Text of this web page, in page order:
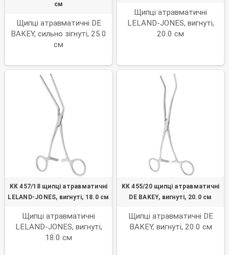
см
Щипці атравматичні DE
BAKEY, сильно зігнуті, 25.0
см
Щипці атравматичні
LELAND-JONES, вигнуті,
20.0 см
KK 457/18 щипці атравматичні
LELAND-JONES, вигнуті, 18.0 см
Щипці атравматичні
LELAND-JONES, вигнуті,
18.0 см
KK 455/20 щипці атравматичні
DE BAKEY, вигнуті, 20.0 см
Щипці атравматичні DE
BAKEY, вигнуті, 20.0 см